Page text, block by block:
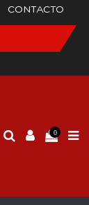
CONTACTO
0